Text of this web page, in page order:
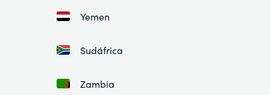
Yemen
Sudáfrica
Zambia